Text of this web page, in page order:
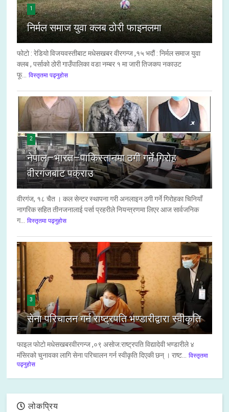
1
निर्मल समाज युवा क्लब ठोरी फाइनलमा
फोटो : रेडियो विजयवस्तीबाट मधेसखबर वीरगन्ज ,१५ भदौं : निर्मल समाज युवा
क्लब , पर्साको ठोरी गाउँपालिका वडा नम्बर १ मा जारी तिजकप नकाउट
फू...
विस्तृतमा पढ्नुहोस
2
नेपाल–भारत–पाकिस्तानमा ठगी गर्ने गिरोह
वीरगंजबाट पक्राउ
वीरगंज, १८ चैत । कल सेन्टर स्थापना गरी अनलाइन ठगी गर्ने गिरोहका चिनियाँ
नागरिक सहित तीनजनालाई पर्सा प्रहरीले नियन्त्रणमा लिएर आज सार्वजनिक
ग...
विस्तृतमा पढ्नुहोस
3
सेना परिचालन गर्न राष्ट्रपति भण्डारीद्वारा स्वीकृति
फाइल फाेटाे मधेसखबरवीरगन्ज ,०९ असाेज:राष्ट्रपति विद्यादेवी भण्डारीले ४
मंसिरको चुनावका लागि सेना परिचालन गर्न स्वीकृति दिएकी छन् । राष्ट...
विस्तृतमा
पढ्नुहोस
लोकप्रिय